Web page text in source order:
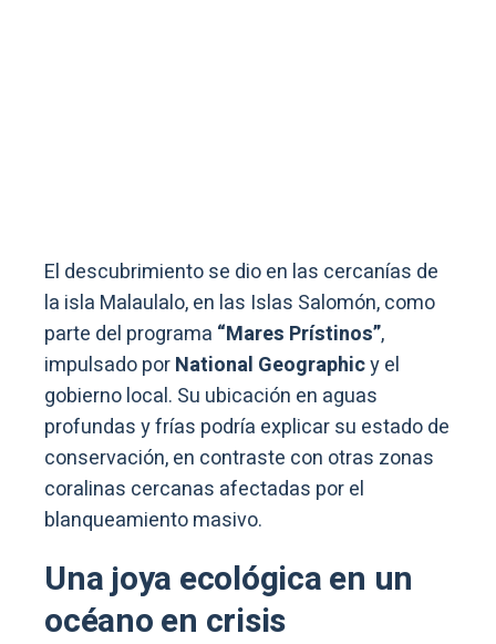
El descubrimiento se dio en las cercanías de
la isla Malaulalo, en las Islas Salomón, como
parte del programa “Mares Prístinos”,
impulsado porNational Geographicy el
gobierno local. Su ubicación en aguas
profundas y frías podría explicar su estado de
conservación, en contraste con otras zonas
coralinas cercanas afectadas por el
blanqueamiento masivo.
Una joya ecológica en un
océano en crisis